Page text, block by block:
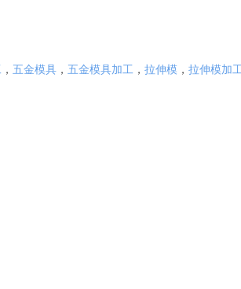
， 五金模具 ， 五金模具加工 ， 拉伸模 ， 拉伸模加